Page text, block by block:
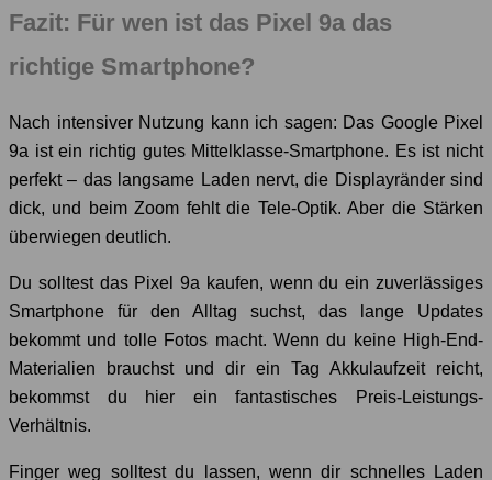
Fazit: Für wen ist das Pixel 9a das
richtige Smartphone?
Nach intensiver Nutzung kann ich sagen: Das Google Pixel
9a ist ein richtig gutes Mittelklasse-Smartphone. Es ist nicht
perfekt – das langsame Laden nervt, die Displayränder sind
dick, und beim Zoom fehlt die Tele-Optik. Aber die Stärken
überwiegen deutlich.
Du solltest das Pixel 9a kaufen, wenn du ein zuverlässiges
Smartphone für den Alltag suchst, das lange Updates
bekommt und tolle Fotos macht. Wenn du keine High-End-
Materialien brauchst und dir ein Tag Akkulaufzeit reicht,
bekommst du hier ein fantastisches Preis-Leistungs-
Verhältnis.
Finger weg solltest du lassen, wenn dir schnelles Laden